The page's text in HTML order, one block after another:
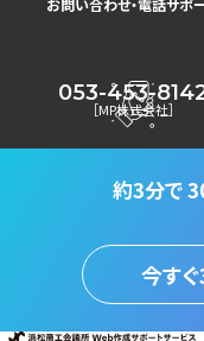
お問い合わせ・電話サポ
053-453-
［MP株式会社］
約3分で
今す